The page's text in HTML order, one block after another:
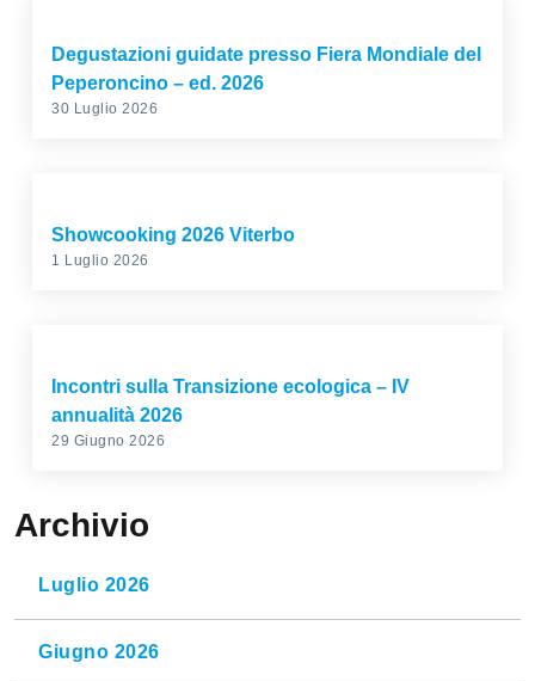
Degustazioni guidate presso Fiera Mondiale del
Peperoncino – ed. 2026
30 Luglio 2026
Showcooking 2026 Viterbo
1 Luglio 2026
Incontri sulla Transizione ecologica – IV
annualità 2026
29 Giugno 2026
Archivio
Luglio 2026
Giugno 2026